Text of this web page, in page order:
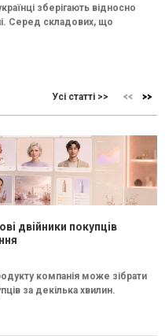
зберігають відносно
Серед складових, що
Усі статті >>
двійники покупців
компанія може зібрати
за декілька хвилин.